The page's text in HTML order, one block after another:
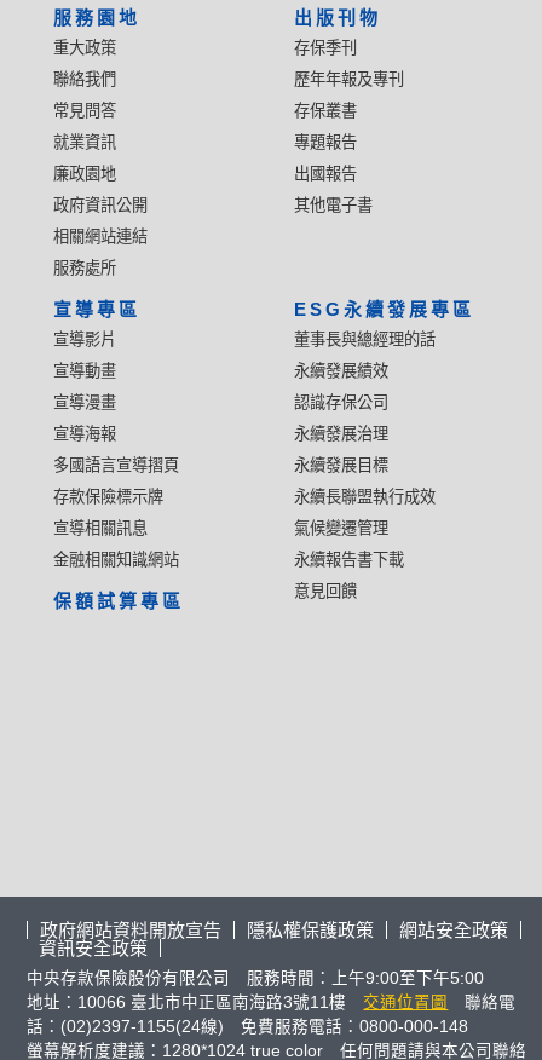
服務園地
重大政策
聯絡我們
常見問答
就業資訊
廉政園地
政府資訊公開
相關網站連結
服務處所
出版刊物
存保季刊
歷年年報及專刊
存保叢書
專題報告
出國報告
其他電子書
宣導專區
宣導影片
宣導動畫
宣導漫畫
宣導海報
多國語言宣導摺頁
存款保險標示牌
宣導相關訊息
金融相關知識網站
ESG永續發展專區
董事長與總經理的話
永續發展績效
認識存保公司
永續發展治理
永續發展目標
永續長聯盟執行成效
氣候變遷管理
永續報告書下載
意見回饋
保額試算專區
政府網站資料開放宣告 隱私權保護政策
網站安全政策
資訊安全政策
中央存款保險股份有限公司 服務時間：上午9:00至下午5:00
地址：10066 臺北市中正區南海路3號11樓
交通位置圖
聯絡電
話：(02)2397-1155(24線) 免費服務電話：0800-000-148
螢幕解析度建議：1280*1024 true color 任何問題請與本公司聯絡